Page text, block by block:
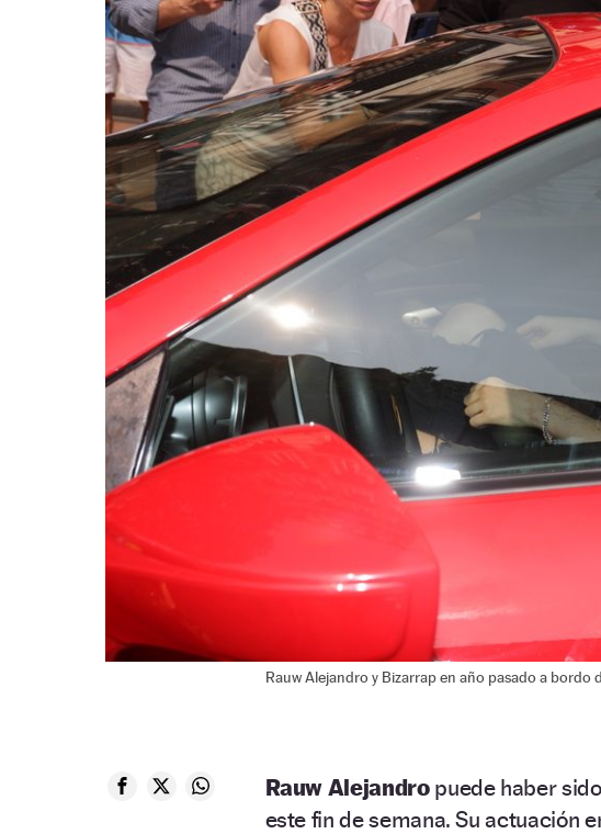
Rauw Alejandro y Bizarrap en año pasado a bordo
Rauw Alejandro puede haber
este fin de semana. Su actuación